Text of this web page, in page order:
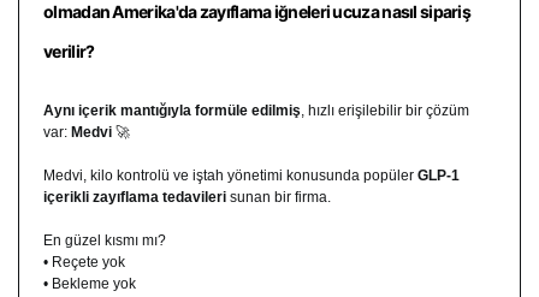
olmadan Amerika'da zayıflama iğneleri ucuza nasıl sipariş
verilir?
Aynı içerik mantığıyla formüle edilmiş, hızlı erişilebilir bir çözüm
var: Medvi 🚀
Medvi, kilo kontrolü ve iştah yönetimi konusunda popüler GLP-1
içerikli zayıflama tedavileri sunan bir firma.
En güzel kısmı mı?
• Reçete yok
• Bekleme yok